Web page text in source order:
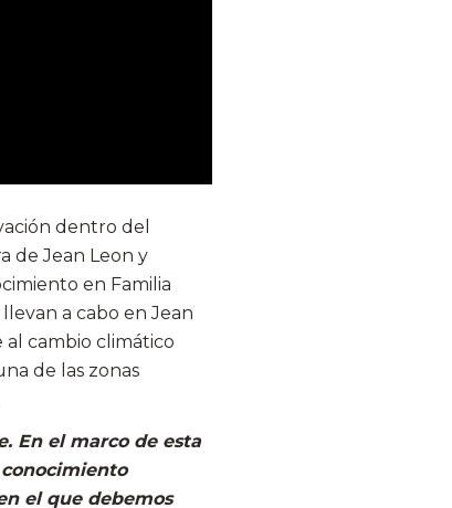
dentro del
de Jean Leon y
en Familia
a cabo en Jean
cambio climático
de las zonas
En el marco de esta
el que debemos